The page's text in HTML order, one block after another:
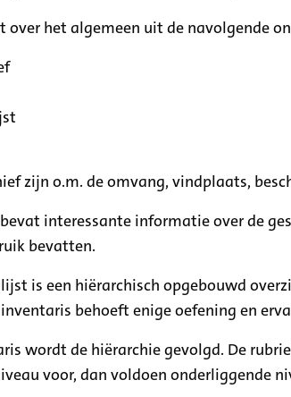
over het algemeen uit de navolgende
zijn o.m. de omvang, vindplaats,
interessante informatie over de
bevatten.
is een hiërarchisch opgebouwd
behoeft enige oefening en
wordt de hiërarchie gevolgd. De
voor, dan voldoen onderliggende